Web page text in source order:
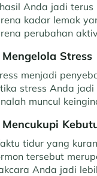
Anda jadi
kadar lemak
perubahan
Mengelola Stress
menjadi
stress Anda
muncul
Mencukupi
tidur yang
tersebut
Anda jadi